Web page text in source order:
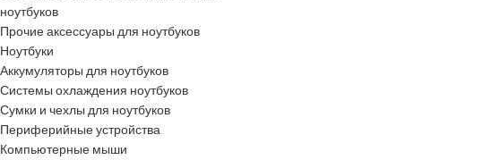
ноутбуков
Прочие аксессуары для ноутбуков
Ноутбуки
Аккумуляторы для ноутбуков
Системы охлаждения ноутбуков
Сумки и чехлы для ноутбуков
Периферийные устройства
Компьютерные мыши